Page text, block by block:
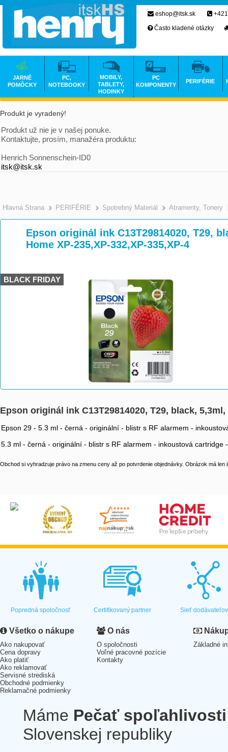
Produkt je vyradený!
Produkt už nie je v našej ponuke.
Kontaktujte, prosím, manažéra produktu:
Henrich Sonnenschein-ID0
itsk@itsk.sk
Hlavná Strana >
PERIFÉRIE >
Spotrebný Materiál >
Atramenty, Tonery
Epson originál ink C13T29814020, T29,
Home XP-235,XP-332,XP-335,XP-4
BLACK FRIDAY
Epson originál ink C13T29814020, T29, black,
Epson 29 - 5.3 ml - černá - originální - blistr s RF alarmem -
5.3 ml - černá - originální - blistr s RF alarmem - inkoustová
Obchod si vyhradzuje právo na zmenu ceny až po potvrdenie objednávky. Obrázok má len
eshop@itsk.sk
Často kladené otázky
JARNÉ
POMÔCKY
PC,
NOTEBOOKY
MOBILY,
TABLETY,
HODINKY
PC
KOMPONENTY
PERIFÉRIE
Popredná spoločnosť Certifikovaný partner Sieť dodávateľov
Všetko o nákupe
Ako nakupovať
Cena dopravy
Ako platiť
Ako reklamovať
Servisné strediská
Obchodné podmienky
Reklamačné podmienky
O nás
O spoločnosti
Voľné pracovné pozície
Kontakty
Základné
Máme Pečať spoľahlivosti
Slovenskej republiky